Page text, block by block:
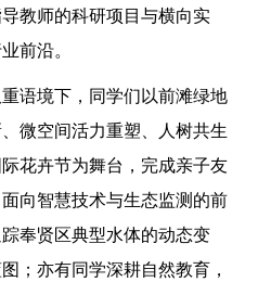
教师的科研项目与横向实
前沿。
语境下，同学们以前滩绿地
微空间活力重塑、人树共生
花卉节为舞台，完成亲子友
向智慧技术与生态监测的前
奉贤区典型水体的动态变
；亦有同学深耕自然教育，